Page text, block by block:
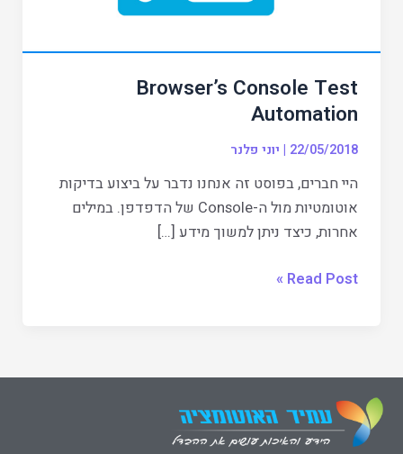
Browser’s Console Test
Automation
22/05/2018
| יוני פלנר
היי חברים, בפוסט זה אנחנו נדבר על ביצוע בדיקות
אוטומטיות מול ה-Console של הדפדפן. במילים
אחרות, כיצד ניתן למשוך מידע […]
Read Post »